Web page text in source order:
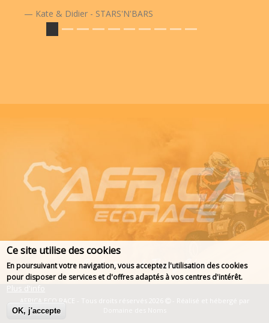
Kate & Didier - STARS'N'BARS
AFRICA ECO RACE - Tous droits réservés 2026
- Réalisé et hébergé par
Ce site utilise des cookies
En poursuivant votre navigation, vous acceptez l'utilisation des cookies
pour disposer de services et d'offres adaptés à vos centres d'intérêt.
Plus d'info
OK, j'accepte